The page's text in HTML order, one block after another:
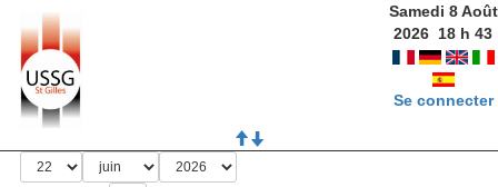
Samedi 8 Août
2026 18 h44
Se connecter